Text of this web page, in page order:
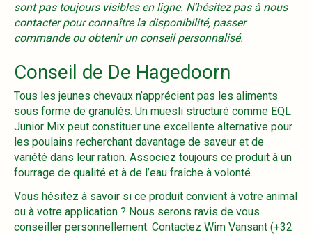
sont pas toujours visibles en ligne. N’hésitez pas à nous
contacter pour connaître la disponibilité, passer
commande ou obtenir un conseil personnalisé.
Conseil de De Hagedoorn
Tous les jeunes chevaux n’apprécient pas les aliments
sous forme de granulés. Un muesli structuré comme EQL
Junior Mix peut constituer une excellente alternative pour
les poulains recherchant davantage de saveur et de
variété dans leur ration. Associez toujours ce produit à un
fourrage de qualité et à de l’eau fraîche à volonté.
Vous hésitez à savoir si ce produit convient à votre animal
ou à votre application ? Nous serons ravis de vous
conseiller personnellement. Contactez Wim Vansant (+32